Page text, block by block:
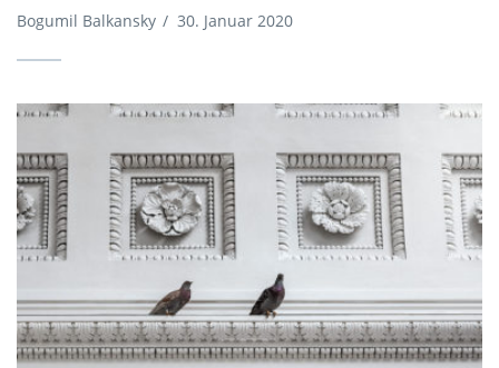
Bogumil Balkansky / 30. Januar 2020